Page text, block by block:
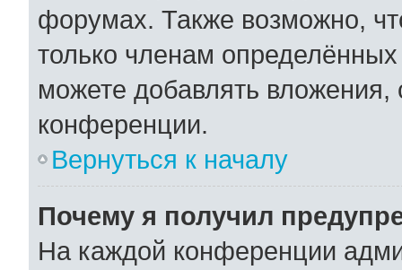
форумах. Также возможно,
только членам
можете добавлять
конференции.
Вернуться к началу
Почему я получил
На каждой конференции